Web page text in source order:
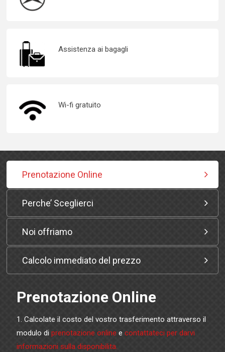
Assistenza ai bagagli
Wi-fi gratuito
Prenotazione Online
Perche’ Sceglierci
Noi offriamo
Calcolo immediato del prezzo
Prenotazione Online
1. Calcolate il costo del vostro trasferimento attraverso il
modulo diprenotazione online econtattateci per darvi
informazioni sulla disponibilita.